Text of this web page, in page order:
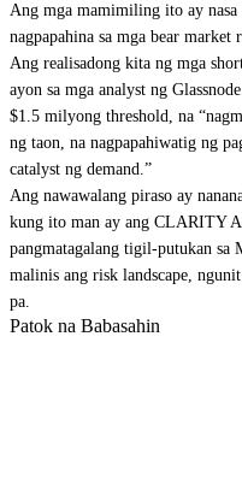
Ang mga mamimiling ito ay nasa
nagpapahina sa mga bear market
Ang realisadong kita ng mga
ayon sa mga analyst ng
$1.5 milyong threshold, na
ng taon, na nagpapahiwatig ng
catalyst ng demand.”
Ang nawawalang piraso ay
kung ito man ay ang CLARITY
pangmatagalang tigil-putukan sa
malinis ang risk landscape,
pa.
Patok na Babasahin